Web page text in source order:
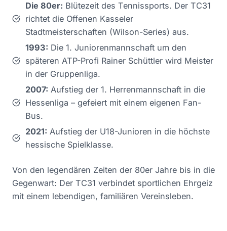
Die 80er: Blütezeit des Tennissports. Der TC31
richtet die Offenen Kasseler
Stadtmeisterschaften (Wilson-Series) aus.
1993: Die 1. Juniorenmannschaft um den
späteren ATP-Profi Rainer Schüttler wird Meister
in der Gruppenliga.
2007: Aufstieg der 1. Herrenmannschaft in die
Hessenliga – gefeiert mit einem eigenen Fan-
Bus.
2021: Aufstieg der U18-Junioren in die höchste
hessische Spielklasse.
Von den legendären Zeiten der 80er Jahre bis in die
Gegenwart: Der TC31 verbindet sportlichen Ehrgeiz
mit einem lebendigen, familiären Vereinsleben.